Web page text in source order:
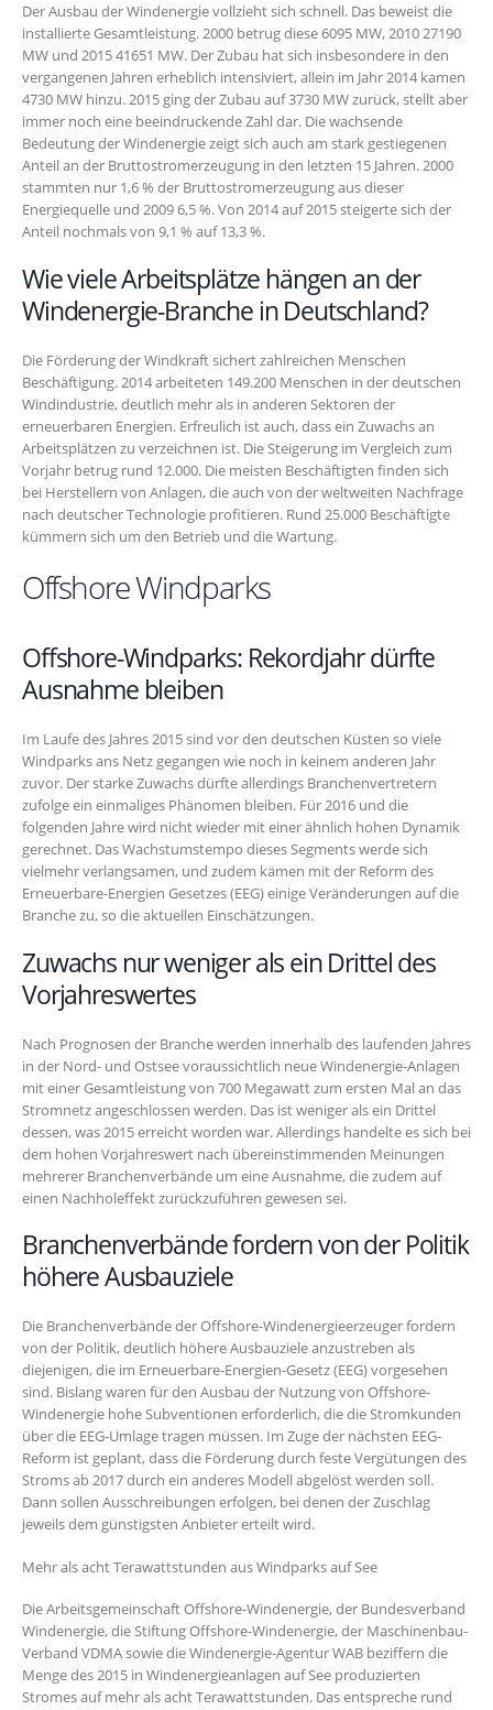
Der Ausbau der Windenergie vollzieht sich schnell. Das beweist die
installierte Gesamtleistung. 2000 betrug diese 6095 MW, 2010 27190
MW und 2015 41651 MW. Der Zubau hat sich insbesondere in den
vergangenen Jahren erheblich intensiviert, allein im Jahr 2014 kamen
4730 MW hinzu. 2015 ging der Zubau auf 3730 MW zurück, stellt aber
immer noch eine beeindruckende Zahl dar. Die wachsende
Bedeutung der Windenergie zeigt sich auch am stark gestiegenen
Anteil an der Bruttostromerzeugung in den letzten 15 Jahren. 2000
stammten nur 1,6 % der Bruttostromerzeugung aus dieser
Energiequelle und 2009 6,5 %. Von 2014 auf 2015 steigerte sich der
Anteil nochmals von 9,1 % auf 13,3 %.
Wie viele Arbeitsplätze hängen an der
Windenergie-Branche in Deutschland?
Die Förderung der Windkraft sichert zahlreichen Menschen
Beschäftigung. 2014 arbeiteten 149.200 Menschen in der deutschen
Windindustrie, deutlich mehr als in anderen Sektoren der
erneuerbaren Energien. Erfreulich ist auch, dass ein Zuwachs an
Arbeitsplätzen zu verzeichnen ist. Die Steigerung im Vergleich zum
Vorjahr betrug rund 12.000. Die meisten Beschäftigten finden sich
bei Herstellern von Anlagen, die auch von der weltweiten Nachfrage
nach deutscher Technologie profitieren. Rund 25.000 Beschäftigte
kümmern sich um den Betrieb und die Wartung.
Offshore Windparks
Offshore-Windparks: Rekordjahr dürfte
Ausnahme bleiben
Im Laufe des Jahres 2015 sind vor den deutschen Küsten so viele
Windparks ans Netz gegangen wie noch in keinem anderen Jahr
zuvor. Der starke Zuwachs dürfte allerdings Branchenvertretern
zufolge ein einmaliges Phänomen bleiben. Für 2016 und die
folgenden Jahre wird nicht wieder mit einer ähnlich hohen Dynamik
gerechnet. Das Wachstumstempo dieses Segments werde sich
vielmehr verlangsamen, und zudem kämen mit der Reform des
Erneuerbare-Energien Gesetzes (EEG) einige Veränderungen auf die
Branche zu, so die aktuellen Einschätzungen.
Zuwachs nur weniger als ein Drittel des
Vorjahreswertes
Nach Prognosen der Branche werden innerhalb des laufenden Jahres
in der Nord- und Ostsee voraussichtlich neue Windenergie-Anlagen
mit einer Gesamtleistung von 700 Megawatt zum ersten Mal an das
Stromnetz angeschlossen werden. Das ist weniger als ein Drittel
dessen, was 2015 erreicht worden war. Allerdings handelte es sich bei
dem hohen Vorjahreswert nach übereinstimmenden Meinungen
mehrerer Branchenverbände um eine Ausnahme, die zudem auf
einen Nachholeffekt zurückzuführen gewesen sei.
Branchenverbände fordern von der Politik
höhere Ausbauziele
Die Branchenverbände der Offshore-Windenergieerzeuger fordern
von der Politik, deutlich höhere Ausbauziele anzustreben als
diejenigen, die im Erneuerbare-Energien-Gesetz (EEG) vorgesehen
sind. Bislang waren für den Ausbau der Nutzung von Offshore-
Windenergie hohe Subventionen erforderlich, die die Stromkunden
über die EEG-Umlage tragen müssen. Im Zuge der nächsten EEG-
Reform ist geplant, dass die Förderung durch feste Vergütungen des
Stroms ab 2017 durch ein anderes Modell abgelöst werden soll.
Dann sollen Ausschreibungen erfolgen, bei denen der Zuschlag
jeweils dem günstigsten Anbieter erteilt wird.
Mehr als acht Terawattstunden aus Windparks auf See
Die Arbeitsgemeinschaft Offshore-Windenergie, der Bundesverband
Windenergie, die Stiftung Offshore-Windenergie, der Maschinenbau-
Verband VDMA sowie die Windenergie-Agentur WAB beziffern die
Menge des 2015 in Windenergieanlagen auf See produzierten
Stromes auf mehr als acht Terawattstunden. Das entspreche rund